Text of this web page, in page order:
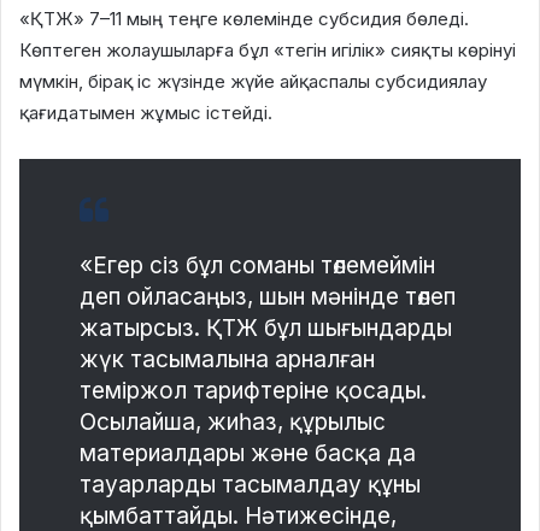
«ҚТЖ» 7–11 мың теңге көлемінде субсидия бөледі.
Көптеген жолаушыларға бұл «тегін игілік» сияқты көрінуі
мүмкін, бірақ іс жүзінде жүйе айқаспалы субсидиялау
қағидатымен жұмыс істейді.
«Егер сіз бұл соманы төлемеймін
деп ойласаңыз, шын мәнінде төлеп
жатырсыз. ҚТЖ бұл шығындарды
жүк тасымалына арналған
теміржол тарифтеріне қосады.
Осылайша, жиһаз, құрылыс
материалдары және басқа да
тауарларды тасымалдау құны
қымбаттайды. Нәтижесінде,